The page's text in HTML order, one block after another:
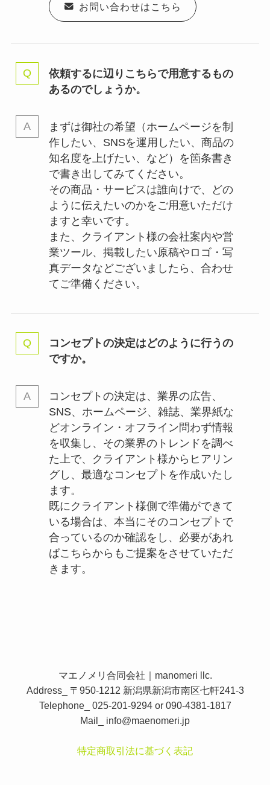
お問い合わせはこちら
依頼するに辺りこちらで用意するもの
あるのでしょうか。
まずは御社の希望（ホームページを制
作したい、SNSを運用したい、商品の
知名度を上げたい、など）を箇条書き
で書き出してみてください。
その商品・サービスは誰向けで、どの
ように伝えたいのかをご用意いただけ
ますと幸いです。
また、クライアント様の会社案内や営
業ツール、掲載したい原稿やロゴ・写
真データなどございましたら、合わせ
てご準備ください。
コンセプトの決定はどのように行うの
ですか。
コンセプトの決定は、業界の広告、
SNS、ホームページ、雑誌、業界紙な
どオンライン・オフライン問わず情報
を収集し、その業界のトレンドを調べ
た上で、クライアント様からヒアリン
グし、最適なコンセプトを作成いたし
ます。
既にクライアント様側で準備ができて
いる場合は、本当にそのコンセプトで
合っているのか確認をし、必要があれ
ばこちらからもご提案をさせていただ
きます。
マエノメリ合同会社｜manomeri llc.
Address_ 〒950-1212 新潟県新潟市南区七軒241-3
Telephone_ 025-201-9294 or 090-4381-1817
Mail_ info@maenomeri.jp
特定商取引法に基づく表記